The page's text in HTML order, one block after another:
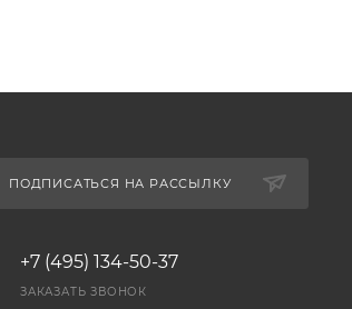
ПОДПИСАТЬСЯ НА РАССЫЛКУ
+7 (495) 134-50-37
ЗАКАЗАТЬ ЗВОНОК